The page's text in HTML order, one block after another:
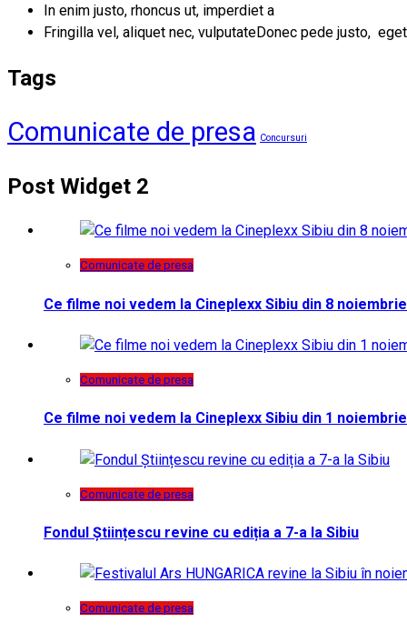
In enim justo, rhoncus ut, imperdiet a
Fringilla vel, aliquet nec, vulputateDonec pede justo,
Tags
Comunicate de presa Concursuri
Post Widget 2
Comunicate de presa
Ce filme noi vedem la Cineplexx Sibiu din 8 noiembrie
Comunicate de presa
Ce filme noi vedem la Cineplexx Sibiu din 1 noiembrie
Comunicate de presa
Fondul Științescu revine cu ediția a 7-a la Sibiu
Comunicate de presa